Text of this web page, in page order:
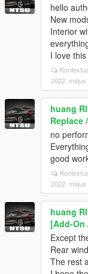
hello
New
Interior
I love
2022. május
huang
Replace
no
good
2022. május
huang
[Add-On
Except
Rear
The rest